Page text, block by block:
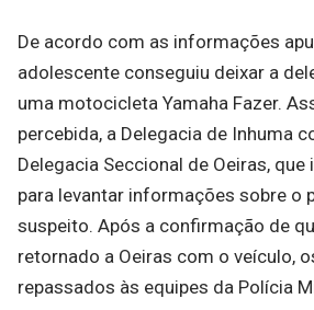
De acordo com as informações
adolescente conseguiu deixar a
uma motocicleta Yamaha Fazer.
percebida, a Delegacia de Inhuma
Delegacia Seccional de Oeiras,
para levantar informações sobre o
suspeito. Após a confirmação de
retornado a Oeiras com o veículo,
repassados às equipes da Polícia